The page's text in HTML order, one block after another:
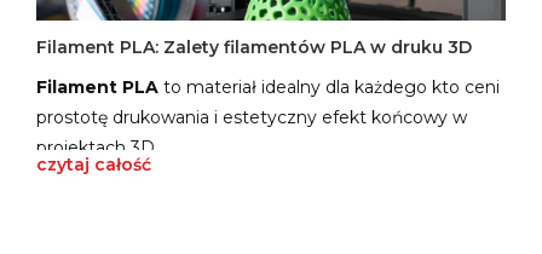
Filament PLA: Zalety filamentów PLA w druku 3D
Filament PLA to materiał idealny dla każdego kto ceni
prostotę drukowania i estetyczny efekt końcowy w
projektach 3D.
czytaj całość